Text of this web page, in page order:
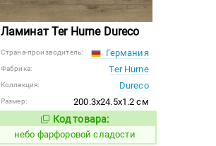
Ламинат Ter Hurne Dureco
Страна-производитель: Германия
Фабрика: Ter Hurne
Коллекция: Dureco
Размер:
200.3x24.5x1.2 см
Код товара:
1123345 Код товара:
небо фарфоровой сладости